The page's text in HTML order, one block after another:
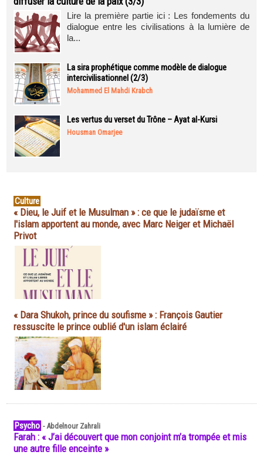
Lire la première partie ici : Les fondements du
dialogue entre les civilisations à la lumière de
la...
La sira prophétique comme modèle de dialogue
intercivilisationnel (2/3)
Mohammed El Mahdi Krabch
Les vertus du verset du Trône – Ayat al-Kursi
Housman Omarjee
Culture
« Dieu, le Juif et le Musulman » : ce que le judaïsme et
l'islam apportent au monde, avec Marc Neiger et Michaël
Privot
« Dara Shukoh, prince du soufisme » : François Gautier
ressuscite le prince oublié d'un islam éclairé
Psycho -Abdelnour Zahrali
Farah : « J’ai découvert que mon conjoint m’a trompée et mis
une autre fille enceinte »